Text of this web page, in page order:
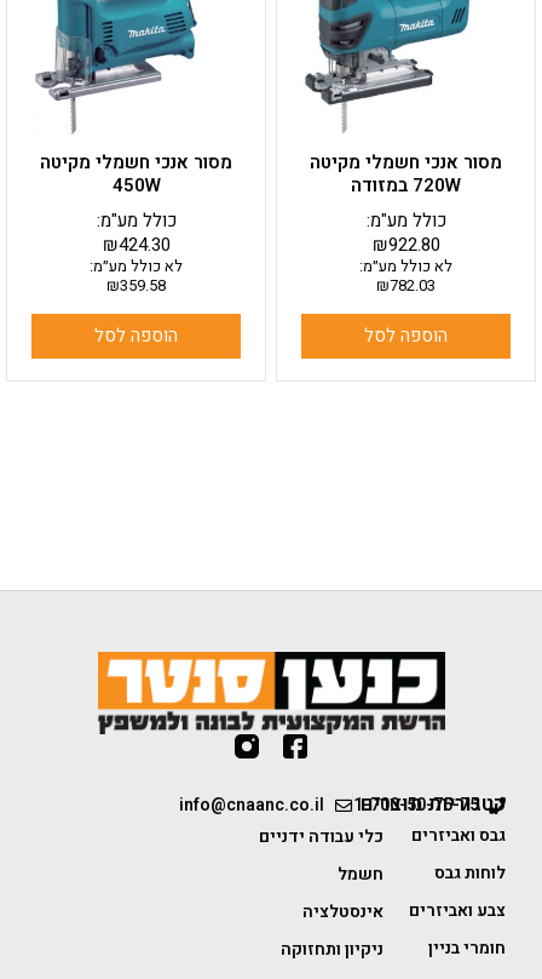
מסור אנכי חשמלי מקיטה
720W במזודה
₪922.80
כולל מע"מ:
לא כולל מע״מ:
₪782.03
הוספה לסל
מסור אנכי חשמלי מקיטה
450W
₪424.30
כולל מע"מ:
לא כולל מע״מ:
₪359.58
הוספה לסל
1-700-50-75-75
info@cnaanc.co.il קטגוריות מוצרים
גבס ואביזרים
לוחות גבס
צבע ואביזרים
חומרי בניין
כלי עבודה ידניים
חשמל
אינסטלציה
ניקיון ותחזוקה